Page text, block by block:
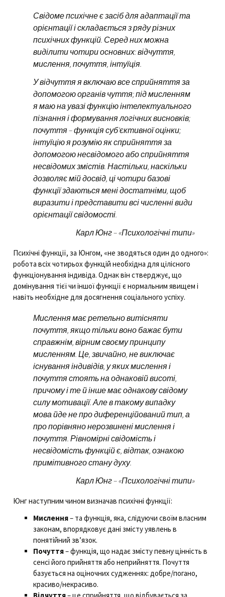
Свідоме психічне є засіб для адаптації та
орієнтації і складається з ряду різних
психічних функцій. Серед них можна
виділити чотири основних: відчуття,
мислення, почуття, інтуїція.
У відчуття я включаю все сприйняття за
допомогою органів чуття; під мисленням
я маю на увазі функцію інтелектуального
пізнання і формування логічних висновків;
почуття – функція суб’єктивної оцінки;
інтуїцію я розумію як сприйняття за
допомогою несвідомого або сприйняття
несвідомих змістів. Настільки, наскільки
дозволяє мій досвід, ці чотири базові
функції здаються мені достатніми, щоб
виразити і представити всі численні види
орієнтації свідомості.
Карл Юнг – «Психологічні типи»
Психічні функції, за Юнгом, «не зводяться один до одного»:
робота всіх чотирьох функцій необхідна для цілісного
функціонування індивіда. Однак він стверджує, що
домінування тієї чи іншої функції є нормальним явищем і
навіть необхідне для досягнення соціального успіху.
Мислення має ретельно витісняти
почуття, якщо тільки воно бажає бути
справжнім, вірним своєму принципу
мисленням. Це, звичайно, не виключає
існування індивідів, у яких мислення і
почуття стоять на однаковій висоті,
причому і те й інше має однакову свідому
силу мотивації. Але в такому випадку
мова йде не про диференційований тип, а
про порівняно нерозвинені мислення і
почуття. Рівномірні свідомість і
несвідомість функцій є, відтак, ознакою
примітивного стану духу.
Карл Юнг – «Психологічні типи»
Юнг наступним чином визначав психічні функції:
Мислення– та функція, яка, слідуючи своїм власним
законам, впорядковує дані змісту уявлень в
понятійний зв’язок.
Почуття– функція, що надає змісту певну цінність в
сенсі його прийняття або неприйняття. Почуття
базується на оціночних судженнях: добре/погано,
красиво/некрасиво.
Відчуття– це сприйняття, що відбувається за